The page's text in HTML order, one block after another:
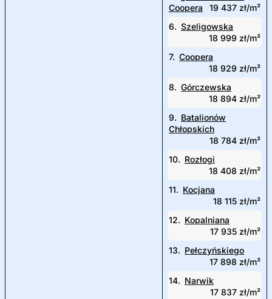
Coopera
19 437 zł/m²
6. Szeligowska
18 999 zł/m²
7. Coopera
18 929 zł/m²
8. Górczewska
18 894 zł/m²
9. Batalionów
Chłopskich
18 784 zł/m²
10. Rozłogi
18 408 zł/m²
11. Kocjana
18 115 zł/m²
12. Kopalniana
17 935 zł/m²
13. Pełczyńskiego
17 898 zł/m²
14. Narwik
17 837 zł/m²